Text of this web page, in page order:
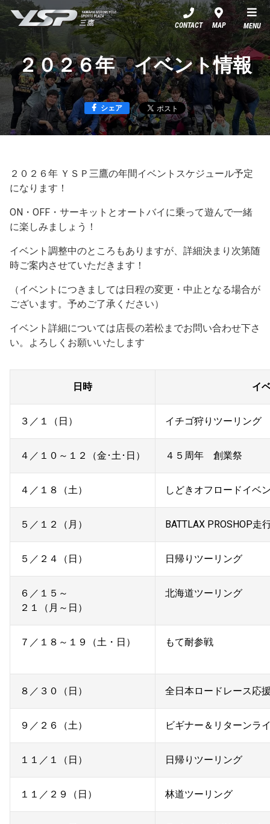
YSP三鷹
CONTACT MAP MENU
２０２６年 イベント情報
シェア
２０２６年 ＹＳＰ三鷹の年間イベントスケジュール予定
になります！
ON・OFF・サーキットとオートバイに乗って遊んで一緒
に楽しみましょう！
イベント調整中のところもありますが、詳細決まり次第随
時ご案内させていただきます！
（イベントにつきましては日程の変更・中止となる場合が
ございます。予めご了承ください）
イベント詳細については店長の若松までお問い合わせ下さ
い。よろしくお願いいたします
日時 イ
３／１（日） イチゴ狩
４／１０～１２（金･土･日） ４５周年 創業祭
４／１８（土） しどきオフロードイベ
５／１２（月） BATTLAX PROSHOP走
５／２４（日） 日帰りツーリング
６／１５～
２１（月～日）
北海道ツーリング
７／１８～１９（土・日） もて耐参戦
８／３０（日） 全日本ロードレース応
９／２６（土） ビギナー＆リターンラ
１１／１（日） 日帰りツーリング
１１／２９（日） 林道ツーリング